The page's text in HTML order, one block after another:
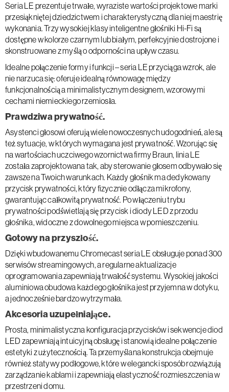
Seria LE prezentuje trwałe, wyraziste wartości projektowe marki
przesiąkniętej dziedzictwem i charakterystyczną dla niej maestrię
wykonania. Trzy wysokiej klasy inteligentne głośniki Hi-Fi są
dostępne w kolorze czarnym lub białym, perfekcyjnie dostrojone i
skonstruowane z myślą o odporności na upływ czasu.
Idealne połączenie formy i funkcji – seria LE przyciąga wzrok, ale
nie narzuca się: oferuje idealną równowagę między
funkcjonalnością a minimalistycznym designem, wzorowymi
cechami niemieckiego rzemiosła.
Prawdziwa prywatność.
Asystenci głosowi oferują wiele nowoczesnych udogodnień, ale są
też sytuacje, w których wymagana jest prywatność. Wzorując się
na wartościach uczciwego wzornictwa firmy Braun, linia LE
została zaprojektowana tak, aby sterowanie głosem odbywało się
zawsze na Twoich warunkach. Każdy głośnik ma dedykowany
przycisk prywatności, który fizycznie odłącza mikrofony,
gwarantując całkowitą prywatność. Po włączeniu trybu
prywatności podświetlają się przycisk i diody LED z przodu
głośnika, widoczne z dowolnego miejsca w pomieszczeniu.
Gotowy na przyszłość.
Dzięki wbudowanemu Chromecast seria LE obsługuje ponad 300
serwisów streamingowych, a regularne aktualizacje
oprogramowania zapewniają trwałość systemu. Wysokiej jakości
aluminiowa obudowa każdego głośnika jest przyjemna w dotyku,
a jednocześnie bardzo wytrzymała.
Akcesoria uzupełniające.
Prosta, minimalistyczna konfiguracja przycisków i sekwencje diod
LED zapewniają intuicyjną obsługę i stanowią idealne połączenie
estetyki z użytecznością. Ta przemyślana konstrukcja obejmuje
również statywy podłogowe, które w elegancki sposób rozwiązują
zarządzanie kablami i zapewniają elastyczność rozmieszczenia w
przestrzeni domu.